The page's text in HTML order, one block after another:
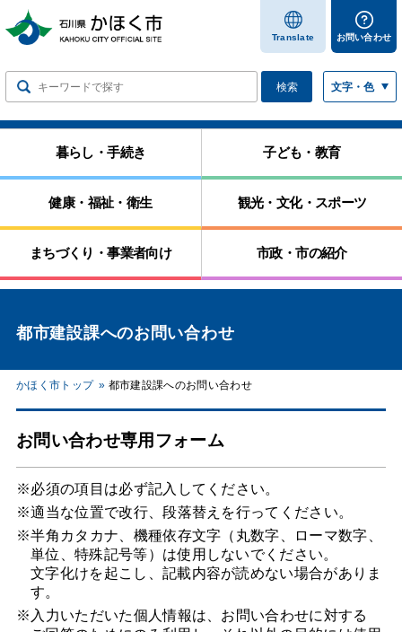
します
Translate お問い合わせ
検索 文字・色
暮らし・手続き 子ども・教育
健康・福祉・衛生 観光・文化・スポーツ
まちづくり・事業者向け 市政・市の紹介
都市建設課へのお問い合わせ
かほく市トップ 都市建設課へのお問い合わせ
お問い合わせ専用フォーム
※必須の項目は必ず記入してください。
※適当な位置で改行、段落替えを行ってください。
※半角カタカナ、機種依存文字（丸数字、ローマ数字、
単位、特殊記号等）は使用しないでください。
文字化けを起こし、記載内容が読めない場合がありま
す。
※入力いただいた個人情報は、お問い合わせに対する